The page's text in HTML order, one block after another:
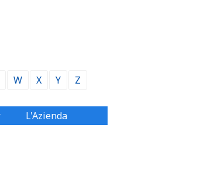
W X Y Z
L'Azienda